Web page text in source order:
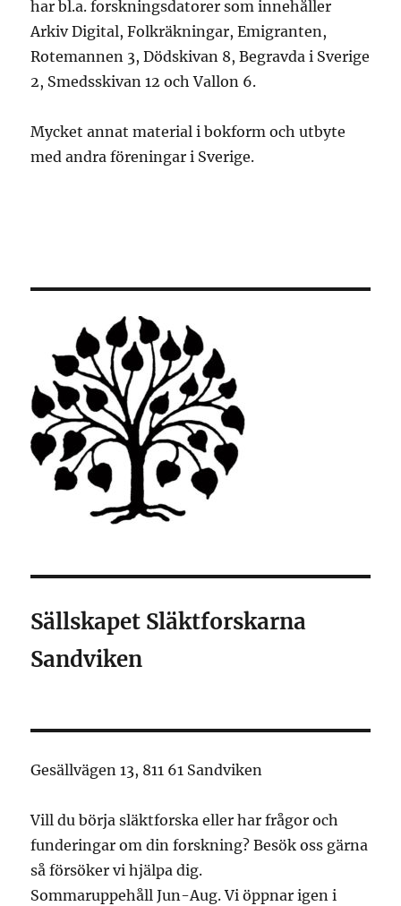
har bl.a. forskningsdatorer som innehåller
Arkiv Digital, Folkräkningar, Emigranten,
Rotemannen 3, Dödskivan 8, Begravda i Sverige
2, Smedsskivan 12 och Vallon 6.
Mycket annat material i bokform och utbyte
med andra föreningar i Sverige.
Sällskapet Släktforskarna
Sandviken
Gesällvägen 13, 811 61 Sandviken
Vill du börja släktforska eller har frågor och
funderingar om din forskning? Besök oss gärna
så försöker vi hjälpa dig.
Sommaruppehåll Jun-Aug. Vi öppnar igen i